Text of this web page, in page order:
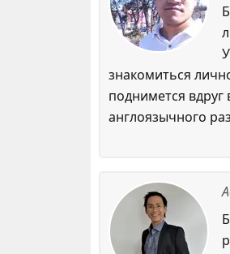
знакомиться
поднимется
англоязычного